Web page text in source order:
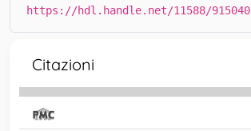
https://hdl.handle.net/11588/915040
Citazioni